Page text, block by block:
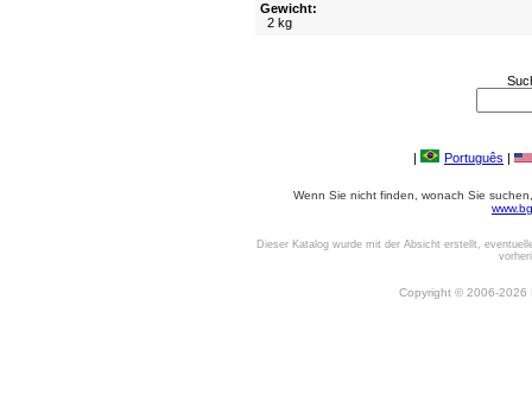
Gewicht:
2 kg
| Português |
Wenn Sie nicht finden, wonach Sie
Dieser Katalog wurde mit der Absicht erstellt,
Copyright © 2006-2026